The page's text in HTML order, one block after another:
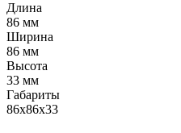
Длина
86 мм
Ширина
86 мм
Высота
33 мм
Габариты
86x86x33